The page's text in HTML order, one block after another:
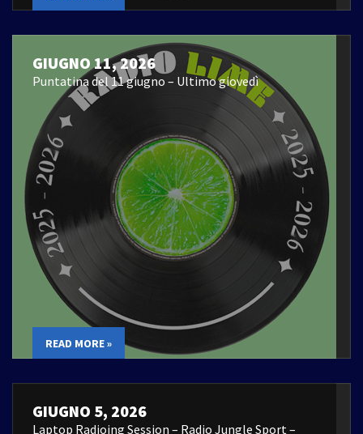
GIUGNO 11, 2026
Puntatina del 11 giugno – Ultimo giovedì
READ MORE »
GIUGNO 5, 2026
Laptop Radioing Session – Radio Jungle Sport –